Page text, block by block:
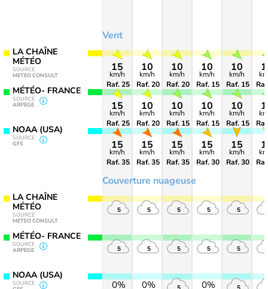
LA CHAÎNE
MÉTÉO
SOURCE
METEO CONSULT
MÉTÉO- FRANCE
SOURCE
ARPEGE
NOAA (USA)
SOURCE
GFS
LA CHAÎNE
MÉTÉO
SOURCE
METEO CONSULT
MÉTÉO- FRANCE
SOURCE
ARPEGE
NOAA (USA)
SOURCE
Vent
Couverture nuageuse
15
km/h
Raf. 25
15
km/h
Raf. 25
15
km/h
Raf. 35
5
5
0%
10
km/h
Raf. 20
10
km/h
Raf. 20
15
km/h
Raf. 35
5
5
0%
10
km/h
Raf. 20
10
km/h
Raf. 15
15
km/h
Raf. 35
5
5
10
km/h
Raf. 15
10
km/h
Raf. 15
15
km/h
Raf. 30
5
5
0%
10
km/h
Raf. 15
10
km/h
Raf. 15
15
km/h
Raf. 30
5
5